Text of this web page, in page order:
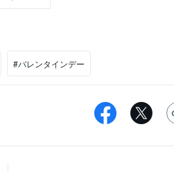
#バレンタインデー